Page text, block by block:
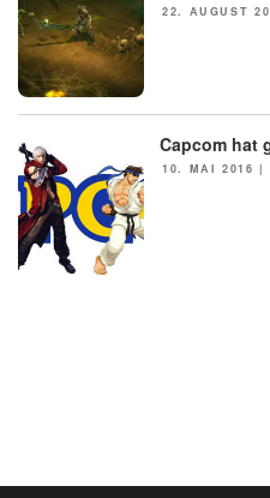
POSTED
22. AUGUST
Capcom hat
POSTED
10. MAI 2016 |